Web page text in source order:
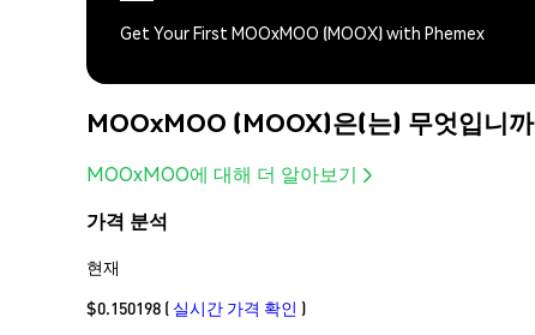
Get Your First MOOxMOO (MOOX) with Phemex
MOOxMOO (MOOX)은(는) 무엇입니까
MOOxMOO에 대해 더 알아보기
가격 분석
현재
$0.150198 ( 실시간 가격 확인 )